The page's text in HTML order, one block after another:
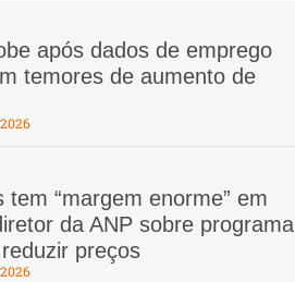
após dados de emprego
temores de aumento de
tem “margem enorme” em
da ANP sobre programa
preços